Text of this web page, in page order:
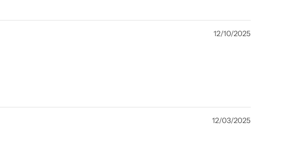
12/10/2025
12/03/2025